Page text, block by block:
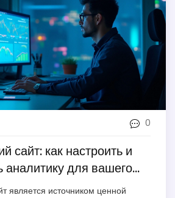
0
сайт: как настроить и
аналитику для вашего
является источником ценной